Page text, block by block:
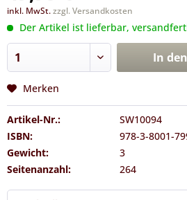
inkl. MwSt.zzgl. Versandkosten
Der Artikel ist lieferbar,
In den
Merken
Artikel-Nr.:
SW10094
ISBN:
978-3-8001-
Gewicht:
3
Seitenanzahl:
264